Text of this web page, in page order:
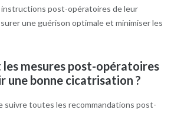
post-opératoires de leur
une guérison optimale et minimiser les
les mesures post-opératoires
une bonne cicatrisation ?
suivre toutes les recommandations post-